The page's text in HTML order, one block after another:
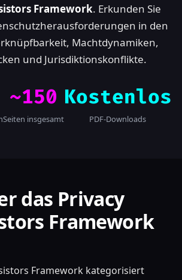
Framework. Erkunden Sie
in den
Machtdynamiken,
und Jurisdiktionskonflikte.
~150
Seiten insgesamt
Kostenlos
PDF-Downloads
das Privacy
Framework
Framework kategorisiert